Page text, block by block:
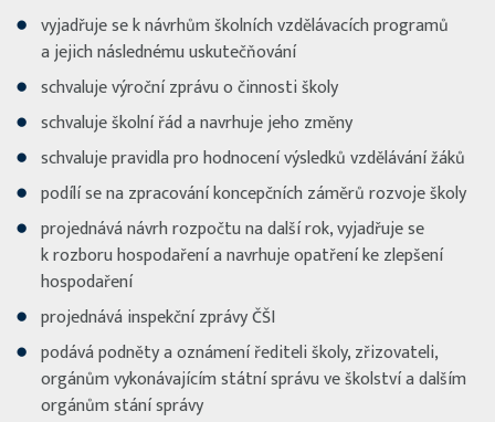
vyjadřuje se k návrhům školních vzdělávacích programů
a jejich následnému uskutečňování
schvaluje výroční zprávu o činnosti školy
schvaluje školní řád a navrhuje jeho změny
schvaluje pravidla pro hodnocení výsledků vzdělávání žáků
podílí se na zpracování koncepčních záměrů rozvoje školy
projednává návrh rozpočtu na další rok, vyjadřuje se
k rozboru hospodaření a navrhuje opatření ke zlepšení
hospodaření
projednává inspekční zprávy ČŠI
podává podněty a oznámení řediteli školy, zřizovateli,
orgánům vykonávajícím státní správu ve školství a dalším
orgánům stání správy